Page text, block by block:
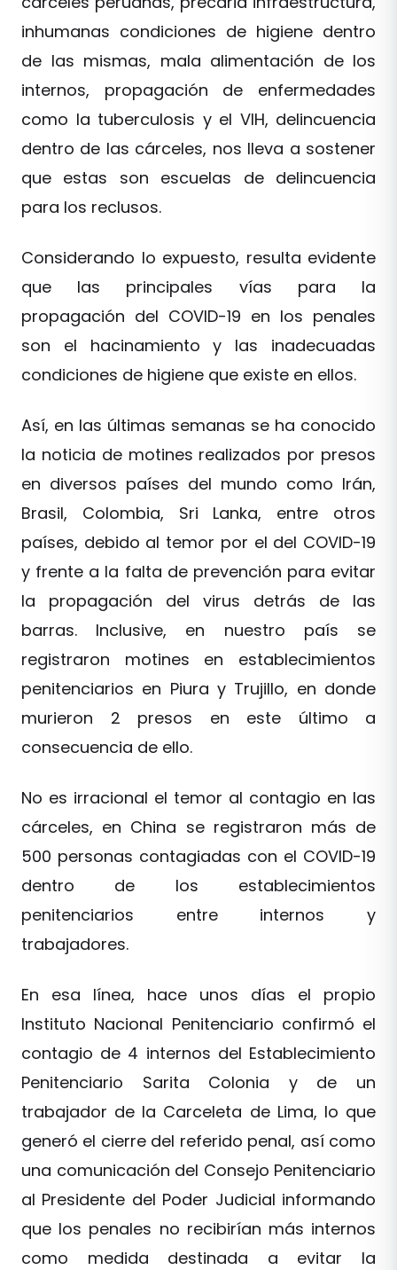
inhumanas condiciones de higiene dentro
de las mismas, mala alimentación de los
internos, propagación de enfermedades
como la tuberculosis y el VIH, delincuencia
dentro de las cárceles, nos lleva a sostener
que estas son escuelas de delincuencia
para los reclusos.
Considerando lo expuesto, resulta evidente
que las principales vías para la
propagación del COVID-19 en los penales
son el hacinamiento y las inadecuadas
condiciones de higiene que existe en ellos.
Así, en las últimas semanas se ha conocido
la noticia de motines realizados por presos
en diversos países del mundo como Irán,
Brasil, Colombia, Sri Lanka, entre otros
países, debido al temor por el del COVID-19
y frente a la falta de prevención para evitar
la propagación del virus detrás de las
barras. Inclusive, en nuestro país se
registraron motines en establecimientos
penitenciarios en Piura y Trujillo, en donde
murieron 2 presos en este último a
consecuencia de ello.
No es irracional el temor al contagio en las
cárceles, en China se registraron más de
500 personas contagiadas con el COVID-19
dentro de los establecimientos
penitenciarios entre internos y
trabajadores.
En esa línea, hace unos días el propio
Instituto Nacional Penitenciario confirmó el
contagio de 4 internos del Establecimiento
Penitenciario Sarita Colonia y de un
trabajador de la Carceleta de Lima, lo que
generó el cierre del referido penal, así como
una comunicación del Consejo Penitenciario
al Presidente del Poder Judicial informando
que los penales no recibirían más internos
como medida destinada a evitar la